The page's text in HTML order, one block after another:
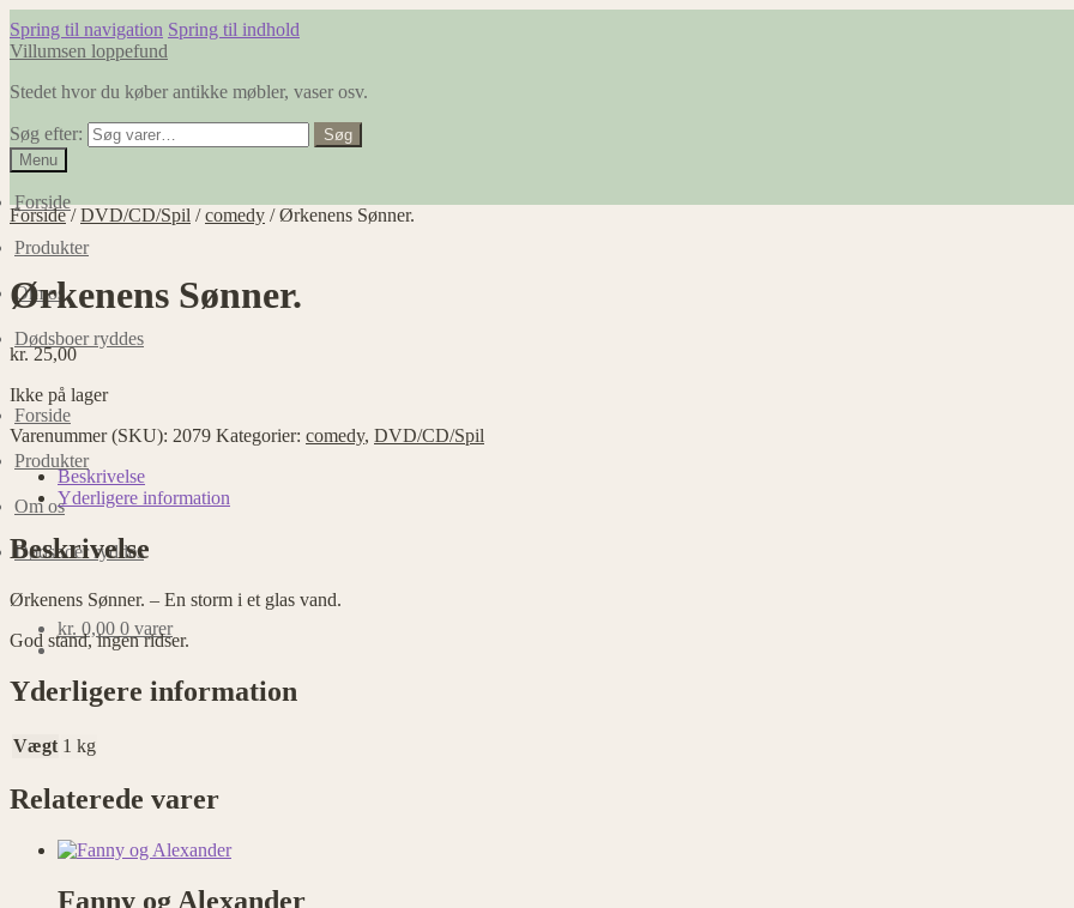
Spring til navigation Spring til indhold
Villumsen loppefund
Stedet hvor du køber antikke møbler, vaser osv.
Søg efter:
Søg
Menu
Forside
Produkter
Om os
Dødsboer ryddes
Forside
Produkter
Om os
Dødsboer ryddes
kr. 0,00 0 varer
Forside/DVD/CD/Spil /comedy /Ørkenens Sønner.
Ørkenens Sønner.
kr.25,00
Ikke på lager
Varenummer (SKU): 2079 Kategorier: comedy, DVD/CD/Spil
Beskrivelse
Yderligere information
Beskrivelse
Ørkenens Sønner. – En storm i et glas vand.
God stand, ingen ridser.
Yderligere information
Vægt 1 kg
Relaterede varer
Fanny og Alexander
Nødvendige
cookies
hjælper med at
hjemmeside
brugbar ved at
grundlæggende
såsom side-
adgang til
sikre områder
hjemmesiden.